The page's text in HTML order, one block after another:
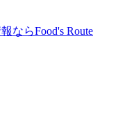
ならFood's Route